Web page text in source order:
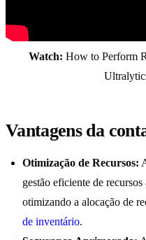
Watch: How to Perform
Vantagens da
Otimização de Recursos:
gestão eficiente de
otimizando a alocação de
de inventário.